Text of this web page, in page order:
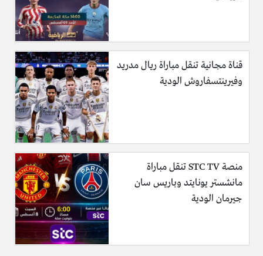
قناة مجانية تنقل مباراة ريال مدريد
وفيرينتسفاروش الودية
منصة STC TV تنقل مباراة
مانشستر يونايتد وباريس سان
جيرمان الودية